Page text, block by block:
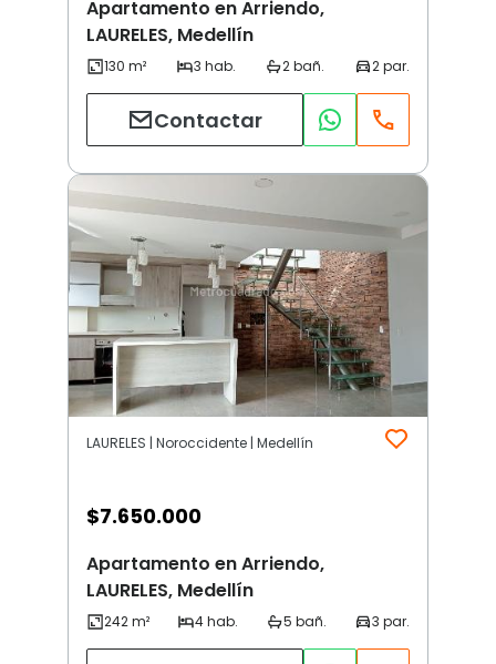
Apartamento en Arriendo,
LAURELES, Medellín
Contactar
LAURELES | Noroccidente | Medellín
$7.650.000
Apartamento en Arriendo,
LAURELES, Medellín